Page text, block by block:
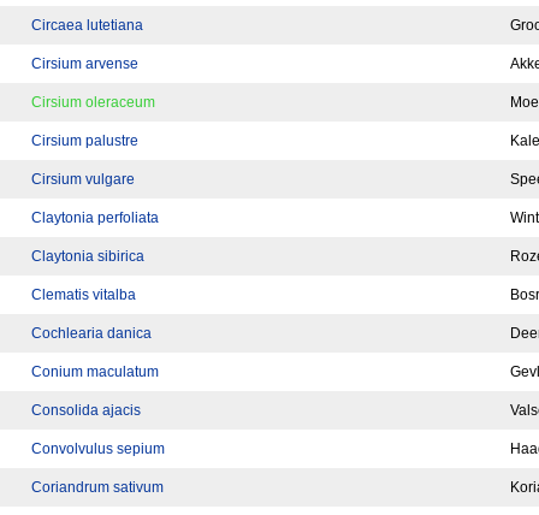
Circaea lutetiana
Cirsium arvense
Cirsium oleraceum
Cirsium palustre
Cirsium vulgare
Claytonia perfoliata
Claytonia sibirica
Clematis vitalba
Cochlearia danica
Conium maculatum
Consolida ajacis
Convolvulus sepium
Coriandrum sativum